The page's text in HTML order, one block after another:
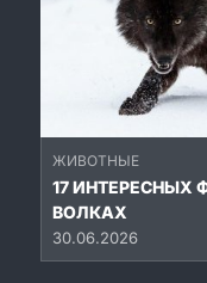
ЖИВОТНЫЕ
17 ИНТЕРЕСНЫХ
ВОЛКАХ
30.06.2026